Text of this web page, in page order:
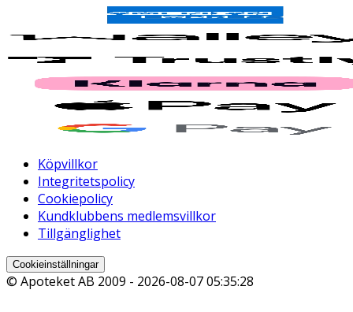
Köpvillkor
Integritetspolicy
Cookiepolicy
Kundklubbens medlemsvillkor
Tillgänglighet
Cookieinställningar
© Apoteket AB 2009 - 2026-08-07 05:35:28